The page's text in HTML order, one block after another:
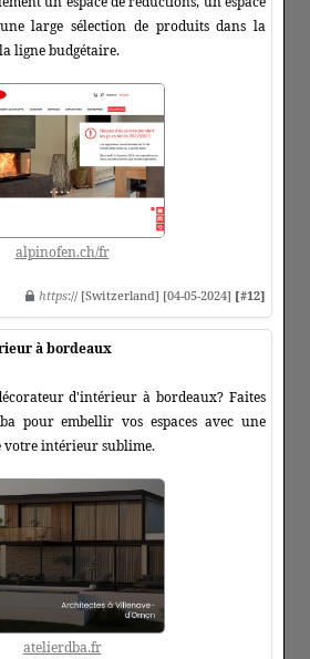
large sélection de produits dans la
ligne budgétaire.
alpinofen.ch/fr
https:// [Switzerland] [04-05-2024] [#12]
à bordeaux
d'intérieur à bordeaux? Faites
pour embellir vos espaces avec une
votre intérieur sublime.
atelierdba.fr